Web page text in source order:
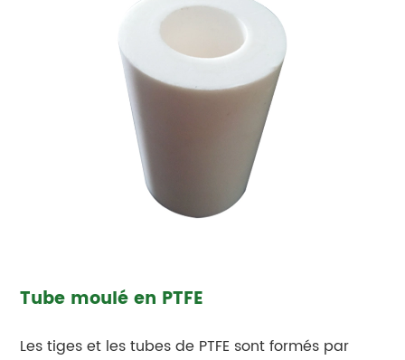
Tube moulé en PTFE
Les tiges et les tubes de PTFE sont formés par